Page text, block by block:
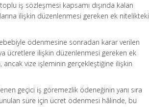
iş sözleşmesi kapsamı dışında kalan
ilişkin düzenlenmesi gereken ek nitelikteki
ödenmesine sonradan karar verilen
ücretlere ilişkin düzenlenmesi gereken ek
ancak vize işleminin gerçekleştiğine ilişkin
geçici iş göremezlik ödeneğinin yanı sıra
süre için ücret ödenmesi hâlinde, bu